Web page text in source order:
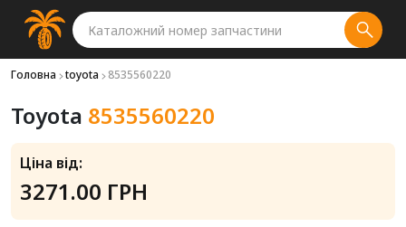
Головна toyota 8535560220
Toyota 8535560220
Ціна від:
3271.00 ГРН